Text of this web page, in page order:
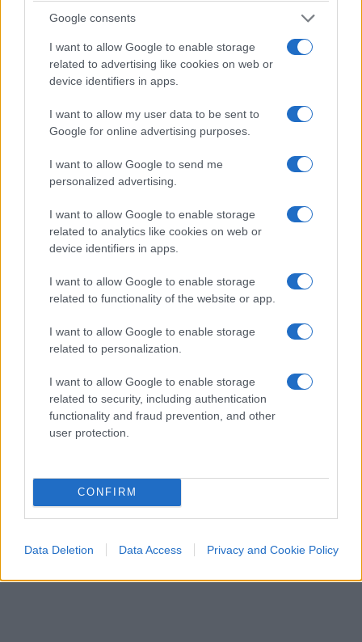
Google consents
I want to allow Google to enable storage
related to advertising like cookies on web or
device identifiers in apps.
I want to allow my user data to be sent to
Google for online advertising purposes.
I want to allow Google to send me
personalized advertising.
I want to allow Google to enable storage
related to analytics like cookies on web or
device identifiers in apps.
I want to allow Google to enable storage
related to functionality of the website or app.
I want to allow Google to enable storage
related to personalization.
I want to allow Google to enable storage
related to security, including authentication
functionality and fraud prevention, and other
user protection.
CONFIRM
Data Deletion Data Access Privacy and Cookie Policy
Rino Cammilleri, 7 agosto 2026